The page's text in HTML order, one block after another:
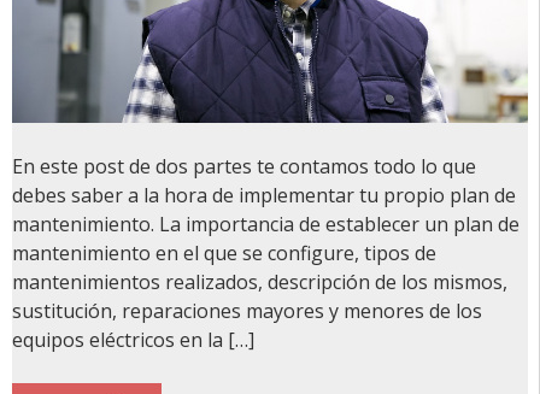
En este post de dos partes te contamos todo lo que
debes saber a la hora de implementar tu propio plan de
mantenimiento. La importancia de establecer un plan de
mantenimiento en el que se configure, tipos de
mantenimientos realizados, descripción de los mismos,
sustitución, reparaciones mayores y menores de los
equipos eléctricos en la […]